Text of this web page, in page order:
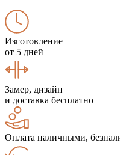
Изготовление
от 5 дней
Замер, дизайн
и доставка бесплатно
Оплата наличными,